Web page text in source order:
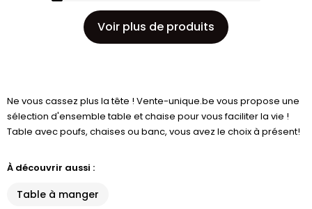
Voir plus de produits
Ne vous cassez plus la tête ! Vente-unique.be vous propose une
sélection d'ensemble table et chaise pour vous faciliter la vie !
Table avec poufs, chaises ou banc, vous avez le choix à présent!
À découvrir aussi :
Table à manger